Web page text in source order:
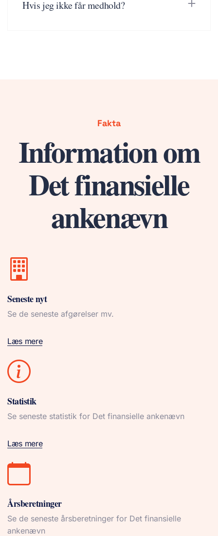
Hvis jeg ikke får medhold?
Fakta
Information om
Det finansielle
ankenævn
Seneste nyt
Se de seneste afgørelser mv.
Læs mere
Statistik
Se seneste statistik for Det finansielle ankenævn
Læs mere
Årsberetninger
Se de seneste årsberetninger for Det finansielle
ankenævn